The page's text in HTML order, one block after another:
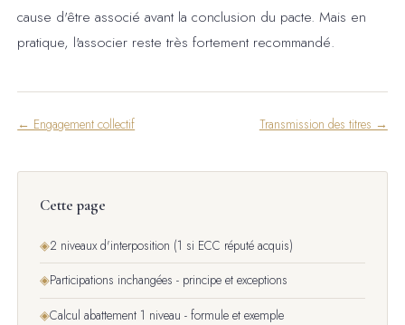
cause d'être associé avant la conclusion du pacte. Mais en
pratique, l'associer reste très fortement recommandé.
← Engagement collectif Transmission des titres →
Cette page
◈2 niveaux d'interposition (1 si ECC réputé acquis)
◈Participations inchangées - principe et exceptions
◈Calcul abattement 1 niveau - formule et exemple